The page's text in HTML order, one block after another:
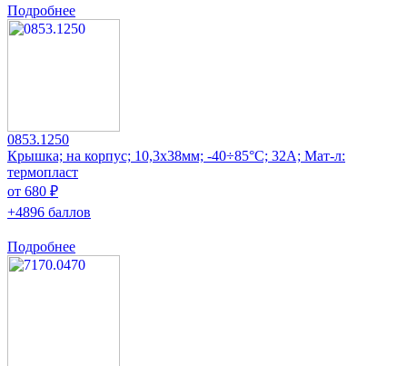
Подробнее
0853.1250
Крышка; на корпус; 10,3x38мм; -40÷85°C; 32А; Мат-л:
термопласт
от 680 ₽
+4896 баллов
Подробнее